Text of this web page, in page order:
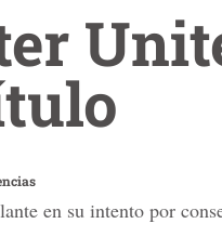
en su intento por